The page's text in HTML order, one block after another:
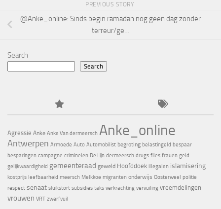
PREVIOUS STORY
@Anke_online: Sinds begin ramadan nog geen dag zonder
terreur/ge…
Search
Search
Agressie Anke Anke Van dermeersch Anke_online
Antwerpen Armoede Auto Automobilist begroting belastingeld bespaar
besparingen campagne criminelen De Lijn dermeersch drugs files frauen geld
gelijkwaardigheid gemeenteraad geweld Hoofddoek illegalen islamisering
kostprijs leefbaarheid meersch Melkkoe migranten onderwijs Oosterweel politie
respect senaat sluikstort subsidies taks verkrachting vervuiling vreemdelingen
vrouwen VRT zwerfvuil